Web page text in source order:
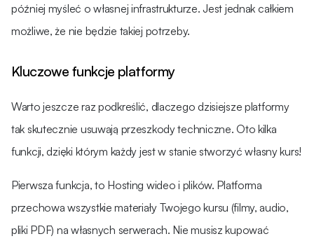
później myśleć o własnej infrastrukturze. Jest jednak całkiem
możliwe, że nie będzie takiej potrzeby.
Kluczowe funkcje platformy
Warto jeszcze raz podkreślić, dlaczego dzisiejsze platformy
tak skutecznie usuwają przeszkody techniczne. Oto kilka
funkcji, dzięki którym każdy jest w stanie stworzyć własny kurs!
Pierwsza funkcja, to Hosting wideo i plików. Platforma
przechowa wszystkie materiały Twojego kursu (filmy, audio,
pliki PDF) na własnych serwerach. Nie musisz kupować